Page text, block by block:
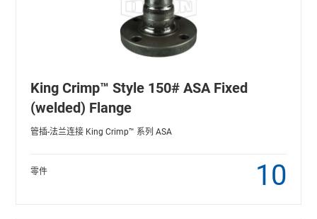
King Crimp™ Style 150# ASA Fixed
(welded) Flange
管插-法兰连接 King Crimp™ 系列 ASA
零件 10